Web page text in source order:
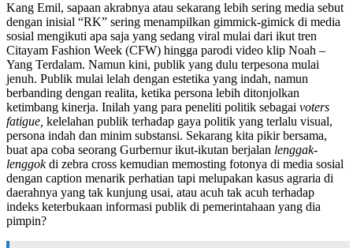
Kang Emil, sapaan akrabnya atau sekarang lebih sering media sebut
dengan inisial “RK” sering menampilkan gimmick-gimick di media
sosial mengikuti apa saja yang sedang viral mulai dari ikut tren
Citayam Fashion Week (CFW) hingga parodi video klip Noah –
Yang Terdalam. Namun kini, publik yang dulu terpesona mulai
jenuh. Publik mulai lelah dengan estetika yang indah, namun
berbanding dengan realita, ketika persona lebih ditonjolkan
ketimbang kinerja. Inilah yang para peneliti politik sebagai voters
fatigue, kelelahan publik terhadap gaya politik yang terlalu visual,
persona indah dan minim substansi. Sekarang kita pikir bersama,
buat apa coba seorang Gurbernur ikut-ikutan berjalan lenggak-
lenggokdi zebra cross kemudian memosting fotonya di media sosial
dengan caption menarik perhatian tapi melupakan kasus agraria di
daerahnya yang tak kunjung usai, atau acuh tak acuh terhadap
indeks keterbukaan informasi publik di pemerintahaan yang dia
pimpin?